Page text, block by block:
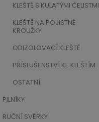
KLEŠTĚ S KULATÝMI ČELISTMI
KLEŠTĚ NA POJISTNÉ
KROUŽKY
ODIZOLOVACÍ KLEŠTĚ
PŘÍSLUŠENSTVÍ KE KLEŠTÍM
OSTATNÍ
PILNÍKY
RUČNÍ SVĚRKY